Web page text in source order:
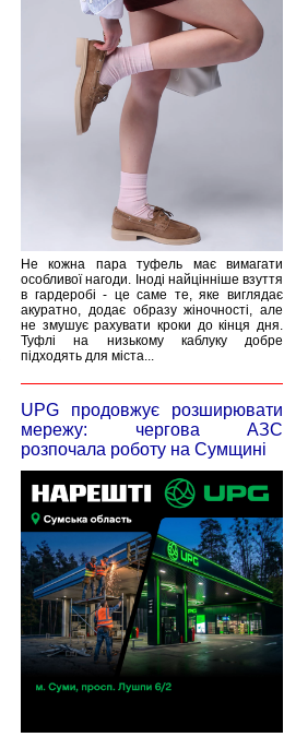
Не кожна пара туфель має вимагати
особливої нагоди. Іноді найцінніше взуття
в гардеробі - це саме те, яке виглядає
акуратно, додає образу жіночності, але
не змушує рахувати кроки до кінця дня.
Туфлі на низькому каблуку добре
підходять для міста...
UPG продовжує розширювати
мережу: чергова АЗС
розпочала роботу на Сумщині